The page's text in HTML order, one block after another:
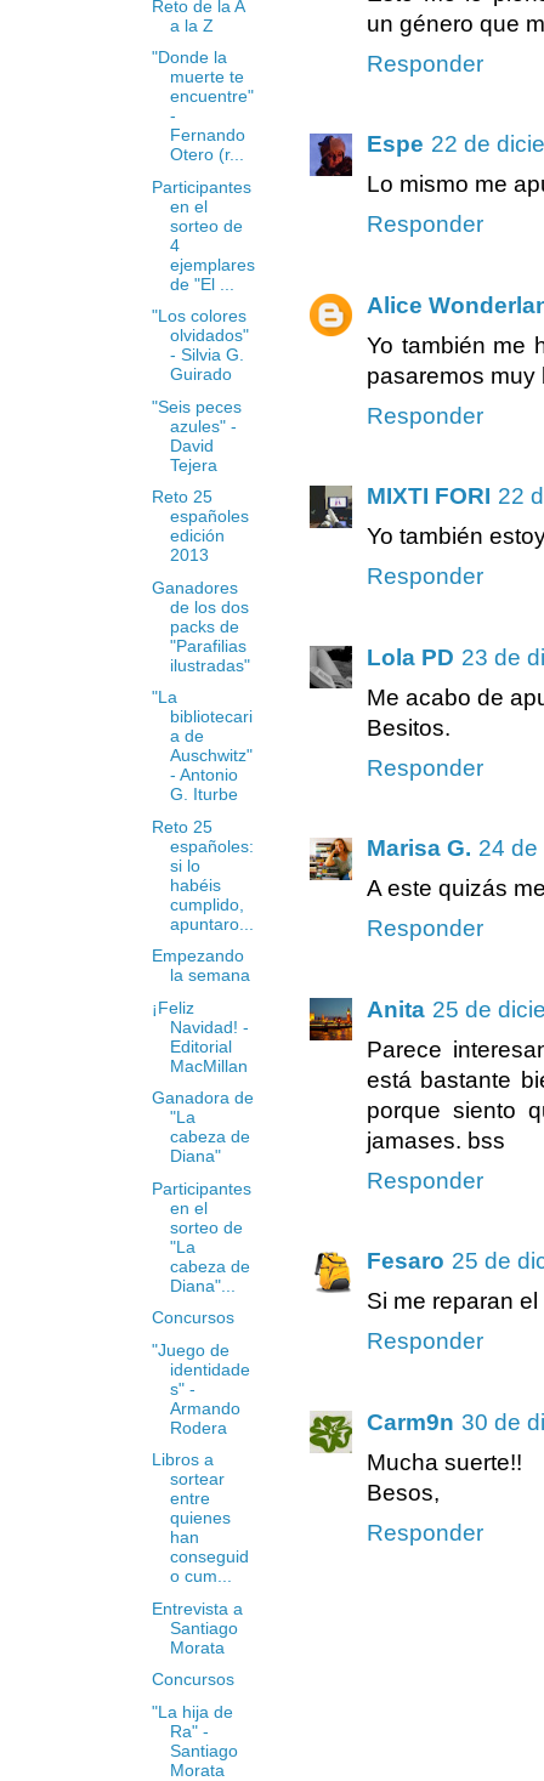
un género que
Responder
Espe 22 de
Lo mismo me
Responder
Alice
Yo también me
pasaremos muy
Responder
MIXTI FORI 22
Yo también
Responder
Lola PD 23 de
Me acabo de
Besitos.
Responder
Marisa G. 24 de
A este quizás
Responder
Anita 25 de
Parece
está bastante
porque siento
jamases. bss
Responder
Fesaro 25 de
Si me reparan
Responder
Carm9n 30 de
Mucha suerte!!
Besos,
Responder
Reto de la A
a la Z
"Donde la
muerte te
encuentre"
-
Fernando
Otero (r...
Participantes
en el
sorteo de
4
ejemplares
de "El ...
"Los colores
olvidados"
- Silvia G.
Guirado
"Seis peces
azules" -
David
Tejera
Reto 25
españoles
edición
2013
Ganadores
de los dos
packs de
"Parafilias
ilustradas"
"La
bibliotecari
a de
Auschwitz"
- Antonio
G. Iturbe
Reto 25
españoles:
si lo
habéis
cumplido,
apuntaro...
Empezando
la semana
¡Feliz
Navidad! -
Editorial
MacMillan
Ganadora de
"La
cabeza de
Diana"
Participantes
en el
sorteo de
"La
cabeza de
Diana"...
Concursos
"Juego de
identidade
s" -
Armando
Rodera
Libros a
sortear
entre
quienes
han
conseguid
o cum...
Entrevista a
Santiago
Morata
Concursos
"La hija de
Ra" -
Santiago
Morata